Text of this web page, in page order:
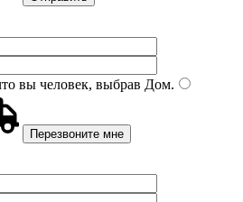
вы человек, выбрав Дом.